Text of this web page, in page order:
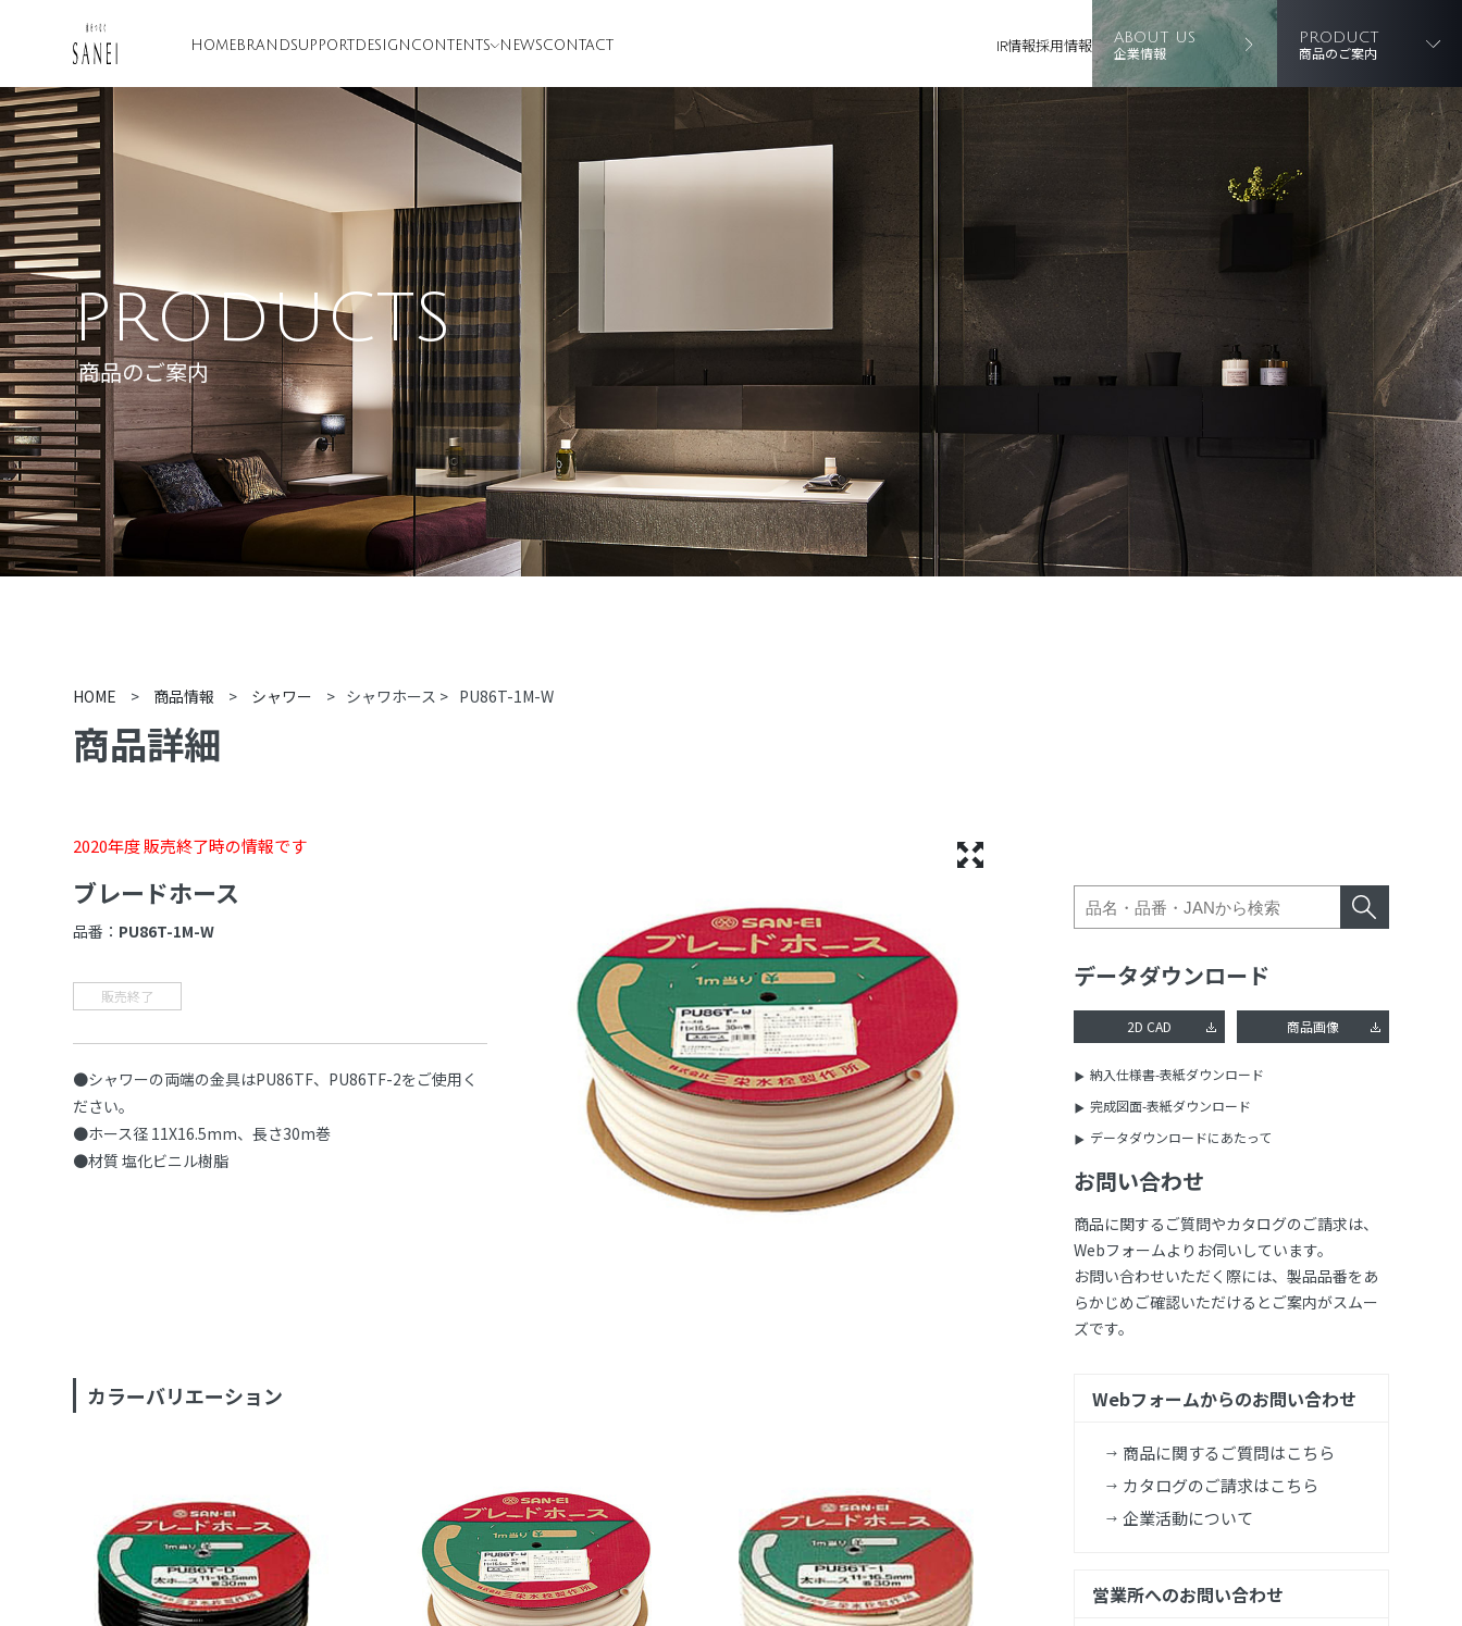
HOME BRANDSUPPORT DESIGN CONTENTS NEWSCONTACT IR情報採用情報 ABOUT US
企業情報
PRODUCT
商品のご案内
PRODUCTS
商品のご案内
HOME > 商品情報 > シャワー > シャワホース > PU86T-1M-W
商品詳細
2020年度 販売終了時の情報です
ブレードホース
品番： PU86T-1M-W
販売終了
●シャワーの両端の金具はPU86TF、PU86TF-2をご使用く
ださい。
●ホース径 11X16.5mm、長さ30m巻
●材質 塩化ビニル樹脂
カラーバリエーション
データダウンロード
2D CAD 商品画像
納入仕様書-表紙ダウンロード
完成図面-表紙ダウンロード
データダウンロードにあたって
お問い合わせ
商品に関するご質問やカタログのご請求は、
Webフォームよりお伺いしています。
お問い合わせいただく際には、製品品番をあ
らかじめご確認いただけるとご案内がスムー
ズです。
Webフォームからのお問い合わせ
商品に関するご質問はこちら
カタログのご請求はこちら
企業活動について
営業所へのお問い合わせ